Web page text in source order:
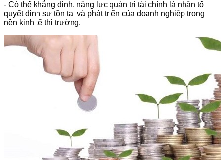
- Có thể khẳng định, năng lực quản trị tài chính là nhân tố
quyết định sự tồn tại và phát triển của doanh nghiệp trong
nền kinh tế thị trường.